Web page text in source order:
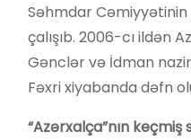
Səhmdar
çalışıb. 2006-cı ildən
Gənclər və İdman
Fəxri xiyabanda dəfn
“Azərxalça”nın keçmiş